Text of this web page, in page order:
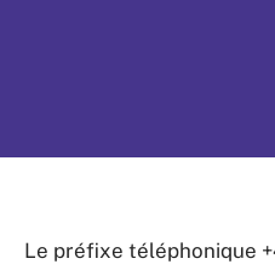
Le préfixe téléphonique